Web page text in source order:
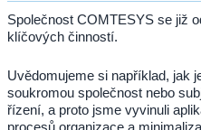
Společnost COMTESYS se již
klíčových činností.
Uvědomujeme si například, jak
soukromou společnost nebo
řízení, a proto jsme vyvinuli
procesů organizace a